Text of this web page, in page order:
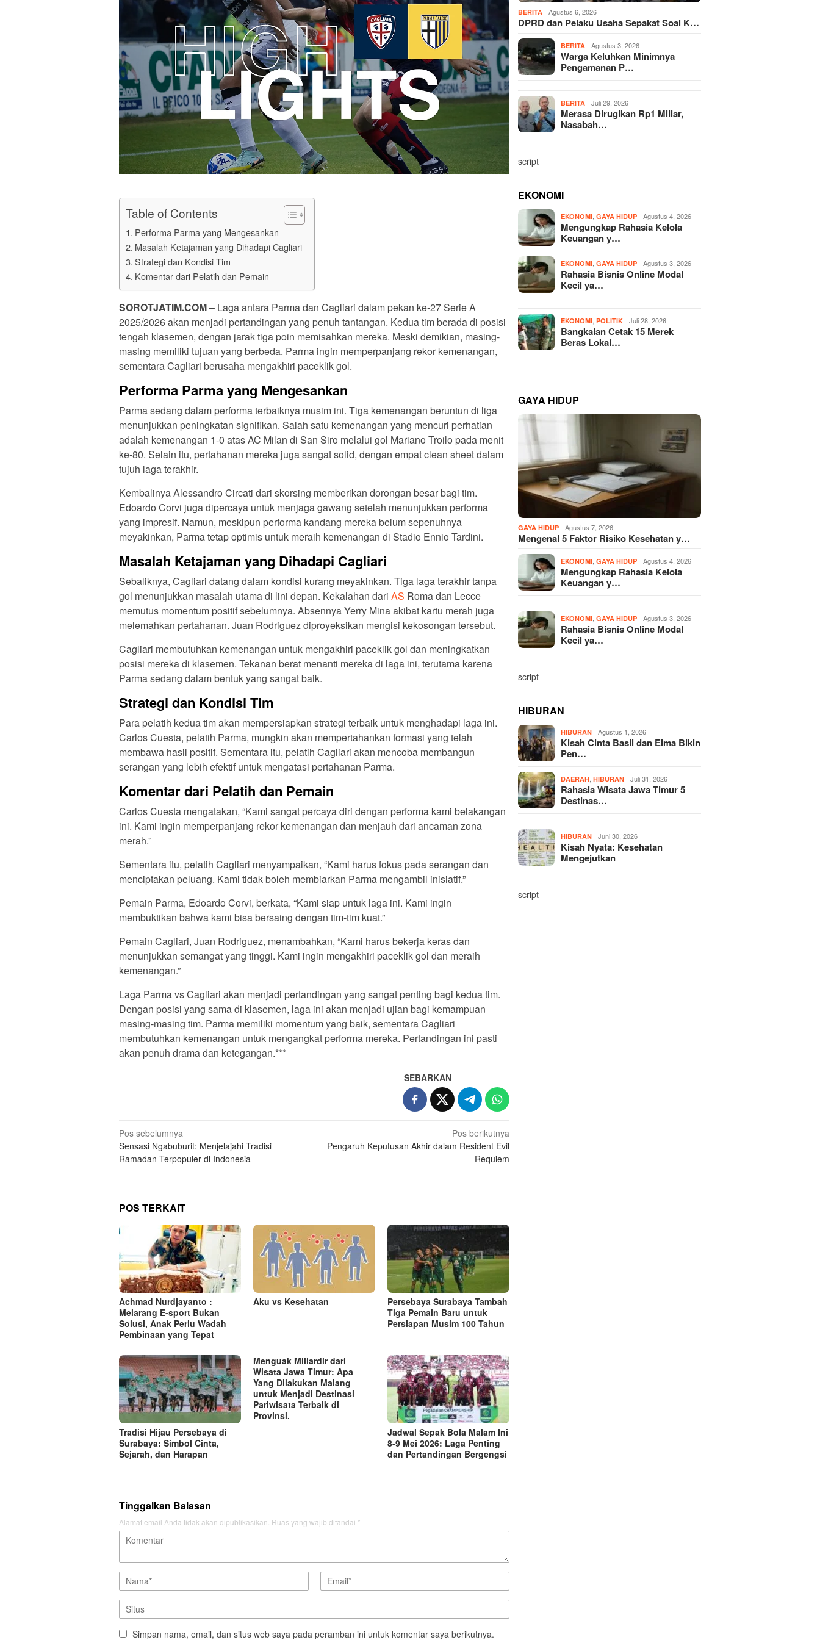
Table of Contents
Performa Parma yang Mengesankan
Masalah Ketajaman yang Dihadapi Cagliari
Strategi dan Kondisi Tim
Komentar dari Pelatih dan Pemain
SOROTJATIM.COM – Laga antara Parma dan Cagliari dalam pekan ke-27 Serie A
2025/2026 akan menjadi pertandingan yang penuh tantangan. Kedua tim berada di posisi
tengah klasemen, dengan jarak tiga poin memisahkan mereka. Meski demikian, masing-
masing memiliki tujuan yang berbeda. Parma ingin memperpanjang rekor kemenangan,
sementara Cagliari berusaha mengakhiri paceklik gol.
Performa Parma yang Mengesankan
Parma sedang dalam performa terbaiknya musim ini. Tiga kemenangan beruntun di liga
menunjukkan peningkatan signifikan. Salah satu kemenangan yang mencuri perhatian
adalah kemenangan 1-0 atas AC Milan di San Siro melalui gol Mariano Troilo pada menit
ke-80. Selain itu, pertahanan mereka juga sangat solid, dengan empat clean sheet dalam
tujuh laga terakhir.
Kembalinya Alessandro Circati dari skorsing memberikan dorongan besar bagi tim.
Edoardo Corvi juga dipercaya untuk menjaga gawang setelah menunjukkan performa
yang impresif. Namun, meskipun performa kandang mereka belum sepenuhnya
meyakinkan, Parma tetap optimis untuk meraih kemenangan di Stadio Ennio Tardini.
Masalah Ketajaman yang Dihadapi Cagliari
Sebaliknya, Cagliari datang dalam kondisi kurang meyakinkan. Tiga laga terakhir tanpa
gol menunjukkan masalah utama di lini depan. Kekalahan dari AS Roma dan Lecce
memutus momentum positif sebelumnya. Absennya Yerry Mina akibat kartu merah juga
melemahkan pertahanan. Juan Rodriguez diproyeksikan mengisi kekosongan tersebut.
Cagliari membutuhkan kemenangan untuk mengakhiri paceklik gol dan meningkatkan
posisi mereka di klasemen. Tekanan berat menanti mereka di laga ini, terutama karena
Parma sedang dalam bentuk yang sangat baik.
Strategi dan Kondisi Tim
Para pelatih kedua tim akan mempersiapkan strategi terbaik untuk menghadapi laga ini.
Carlos Cuesta, pelatih Parma, mungkin akan mempertahankan formasi yang telah
membawa hasil positif. Sementara itu, pelatih Cagliari akan mencoba membangun
serangan yang lebih efektif untuk mengatasi pertahanan Parma.
Komentar dari Pelatih dan Pemain
Carlos Cuesta mengatakan, “Kami sangat percaya diri dengan performa kami belakangan
ini. Kami ingin memperpanjang rekor kemenangan dan menjauh dari ancaman zona
merah.”
Sementara itu, pelatih Cagliari menyampaikan, “Kami harus fokus pada serangan dan
menciptakan peluang. Kami tidak boleh membiarkan Parma mengambil inisiatif.”
Pemain Parma, Edoardo Corvi, berkata, “Kami siap untuk laga ini. Kami ingin
membuktikan bahwa kami bisa bersaing dengan tim-tim kuat.”
Pemain Cagliari, Juan Rodriguez, menambahkan, “Kami harus bekerja keras dan
menunjukkan semangat yang tinggi. Kami ingin mengakhiri paceklik gol dan meraih
kemenangan.”
Laga Parma vs Cagliari akan menjadi pertandingan yang sangat penting bagi kedua tim.
Dengan posisi yang sama di klasemen, laga ini akan menjadi ujian bagi kemampuan
masing-masing tim. Parma memiliki momentum yang baik, sementara Cagliari
membutuhkan kemenangan untuk mengangkat performa mereka. Pertandingan ini pasti
akan penuh drama dan ketegangan.***
SEBARKAN
N
a
v
i
g
s
i
p
o
s
Pos sebelumnya
Sensasi Ngabuburit: Menjelajahi Tradisi
Ramadan Terpopuler di Indonesia
Pos berikutnya
Pengaruh Keputusan Akhir dalam Resident Evil
Requiem
POS TERKAIT
Achmad Nurdjayanto :
Melarang E-sport Bukan
Solusi, Anak Perlu Wadah
Pembinaan yang Tepat
Aku vs Kesehatan
Persebaya Surabaya Tambah
Tiga Pemain Baru untuk
Persiapan Musim 100 Tahun
Tradisi Hijau Persebaya di
Surabaya: Simbol Cinta,
Sejarah, dan Harapan
Menguak Miliardir dari
Wisata Jawa Timur: Apa
Yang Dilakukan Malang
untuk Menjadi Destinasi
Pariwisata Terbaik di
Provinsi.
Jadwal Sepak Bola Malam Ini
8-9 Mei 2026: Laga Penting
dan Pertandingan Bergengsi
Tinggalkan Balasan
Alamat email Anda tidak akan dipublikasikan. Ruas yang wajib ditandai *
Simpan nama, email, dan situs web saya pada peramban ini untuk komentar saya berikutnya.
BERITA Agustus 6, 2026
DPRD dan Pelaku Usaha Sepakat Soal K…
BERITA Agustus 3, 2026
Warga Keluhkan Minimnya
Pengamanan P…
BERITA Juli 29, 2026
Merasa Dirugikan Rp1 Miliar,
Nasabah…
script
EKONOMI
EKONOMI ,GAYA HIDUP Agustus 4, 2026
Mengungkap Rahasia Kelola
Keuangan y…
EKONOMI ,GAYA HIDUP Agustus 3, 2026
Rahasia Bisnis Online Modal
Kecil ya…
EKONOMI ,POLITIK Juli 28, 2026
Bangkalan Cetak 15 Merek
Beras Lokal…
GAYA HIDUP
GAYA HIDUP Agustus 7, 2026
Mengenal 5 Faktor Risiko Kesehatan y…
EKONOMI ,GAYA HIDUP Agustus 4, 2026
Mengungkap Rahasia Kelola
Keuangan y…
EKONOMI ,GAYA HIDUP Agustus 3, 2026
Rahasia Bisnis Online Modal
Kecil ya…
script
HIBURAN
HIBURAN Agustus 1, 2026
Kisah Cinta Basil dan Elma Bikin
Pen…
DAERAH ,HIBURAN Juli 31, 2026
Rahasia Wisata Jawa Timur 5
Destinas…
HIBURAN Juni 30, 2026
Kisah Nyata: Kesehatan
Mengejutkan
script